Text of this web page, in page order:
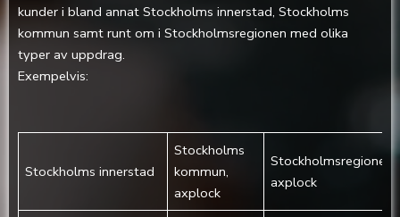
kunder i bland annat Stockholms innerstad, Stockholms
kommun samt runt om i Stockholmsregionen med olika
typer av uppdrag.
Exempelvis:
Stockholms innerstad
Stockholms
kommun,
axplock
Stockholmsregionen,
axplock